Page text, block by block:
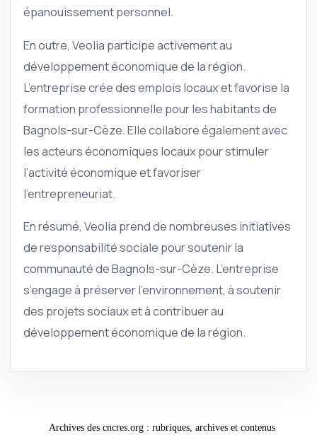
épanouissement personnel.
En outre, Veolia participe activement au
développement économique de la région.
L’entreprise crée des emplois locaux et favorise la
formation professionnelle pour les habitants de
Bagnols-sur-Cèze. Elle collabore également avec
les acteurs économiques locaux pour stimuler
l’activité économique et favoriser
l’entrepreneuriat.
En résumé, Veolia prend de nombreuses initiatives
de responsabilité sociale pour soutenir la
communauté de Bagnols-sur-Cèze. L’entreprise
s’engage à préserver l’environnement, à soutenir
des projets sociaux et à contribuer au
développement économique de la région.
Archives des cncres.org : rubriques, archives et contenus